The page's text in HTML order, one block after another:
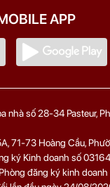
APP
nhà số 28-34 Pasteur,
71‑73 Hoàng Cầu,
ký Kinh doanh số
đăng ký kinh